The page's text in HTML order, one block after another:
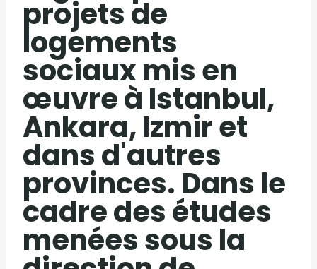
projets de
logements
sociaux mis en
œuvre à Istanbul,
Ankara, Izmir et
dans d'autres
provinces. Dans le
cadre des études
menées sous la